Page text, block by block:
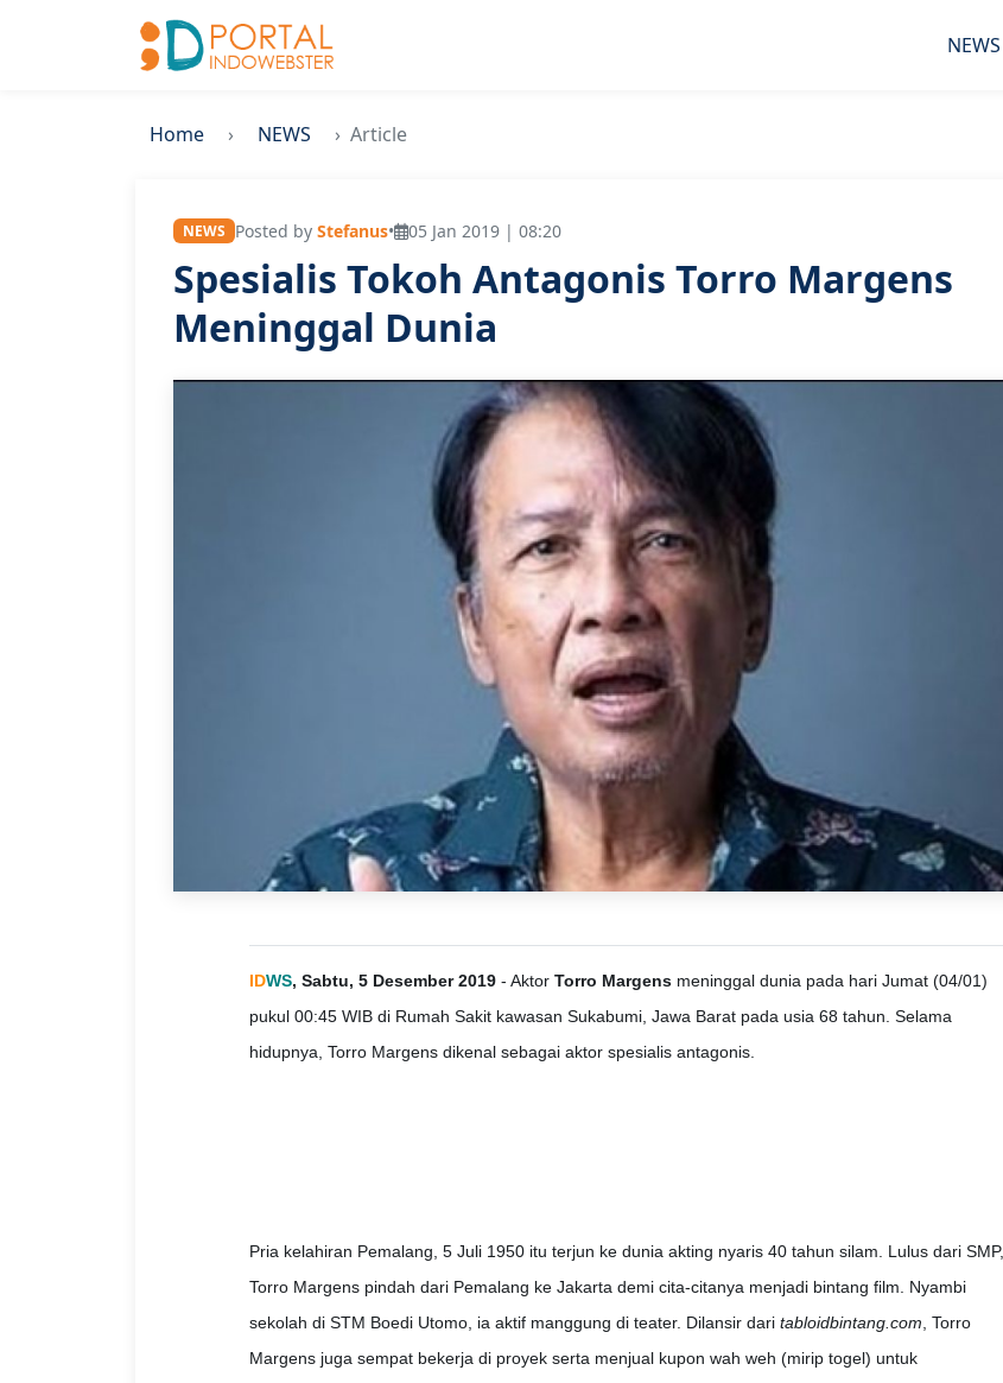
NEWS
Home NEWS Article
NEWS Posted by Stefanus• 05 Jan 2019 | 08:20
Spesialis Tokoh Antagonis Torro Margens
Meninggal Dunia
IDWS, Sabtu, 5 Desember 2019- Aktor Torro Margensmeninggal dunia pada hari Jumat (04/01)
pukul 00:45 WIB di Rumah Sakit kawasan Sukabumi, Jawa Barat pada usia 68 tahun. Selama
hidupnya, Torro Margens dikenal sebagai aktor spesialis antagonis.
Pria kelahiran Pemalang, 5 Juli 1950 itu terjun ke dunia akting nyaris 40 tahun silam. Lulus dari SMP,
Torro Margens pindah dari Pemalang ke Jakarta demi cita-citanya menjadi bintang film. Nyambi
sekolah di STM Boedi Utomo, ia aktif manggung di teater. Dilansir dari tabloidbintang.com , Torro
Margens juga sempat bekerja di proyek serta menjual kupon wah weh (mirip togel) untuk